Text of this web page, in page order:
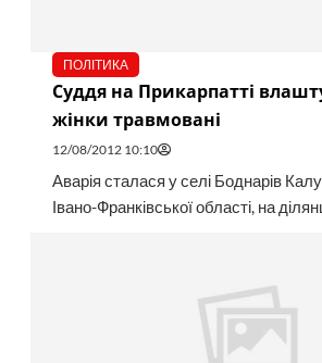
ПОЛІТИКА
Суддя на Прикарпатті
жінки травмовані
12/08/2012 10:10
Аварія сталася у селі Боднарів
Івано-Франківської області, на